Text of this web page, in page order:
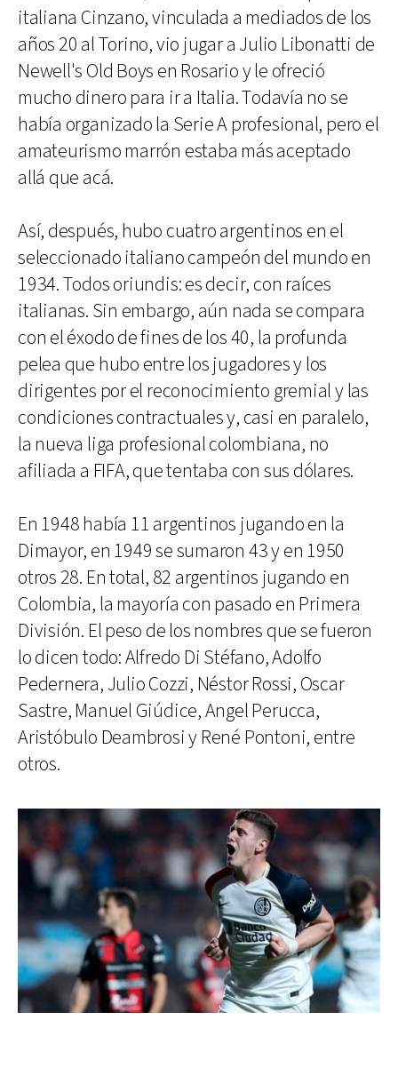
italiana Cinzano, vinculada a mediados de los
años 20 al Torino, vio jugar a Julio Libonatti de
Newell's Old Boys en Rosario y le ofreció
mucho dinero para ir a Italia. Todavía no se
había organizado la Serie A profesional, pero el
amateurismo marrón estaba más aceptado
allá que acá.
Así, después, hubo cuatro argentinos en el
seleccionado italiano campeón del mundo en
1934. Todos oriundis: es decir, con raíces
italianas. Sin embargo, aún nada se compara
con el éxodo de fines de los 40, la profunda
pelea que hubo entre los jugadores y los
dirigentes por el reconocimiento gremial y las
condiciones contractuales y, casi en paralelo,
la nueva liga profesional colombiana, no
afiliada a FIFA, que tentaba con sus dólares.
En 1948 había 11 argentinos jugando en la
Dimayor, en 1949 se sumaron 43 y en 1950
otros 28. En total, 82 argentinos jugando en
Colombia, la mayoría con pasado en Primera
División. El peso de los nombres que se fueron
lo dicen todo: Alfredo Di Stéfano, Adolfo
Pedernera, Julio Cozzi, Néstor Rossi, Oscar
Sastre, Manuel Giúdice, Angel Perucca,
Aristóbulo Deambrosi y René Pontoni, entre
otros.